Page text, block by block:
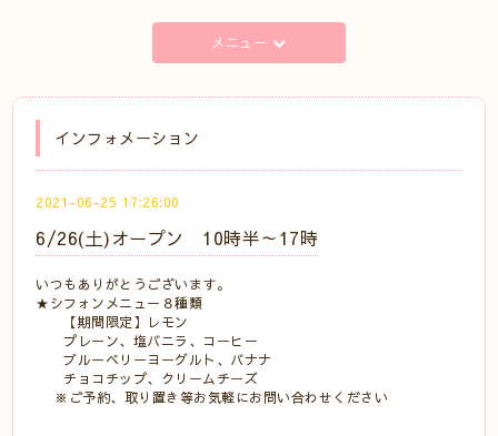
メニュー
インフォメーション
2021-06-25 17:26:00
6/26(土)オープン 10時半～17時
いつもありがとうございます。
★シフォンメニュー８種類
【期間限定】レモン
プレーン、塩バニラ、コーヒー
ブルーベリーヨーグルト、バナナ
チョコチップ、クリームチーズ
※ご予約、取り置き等お気軽にお問い合わせください